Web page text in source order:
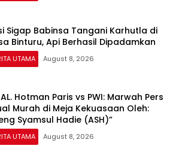
Sigap Babinsa Tangani Karhutla di
Binturu, Api Berhasil Dipadamkan
UTAMA August 8, 2026
Hotman Paris vs PWI: Marwah Pers
Murah di Meja Kekuasaan Oleh:
Syamsul Hadie (ASH)”
UTAMA August 8, 2026